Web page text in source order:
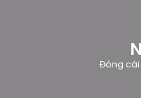
Đóng cái